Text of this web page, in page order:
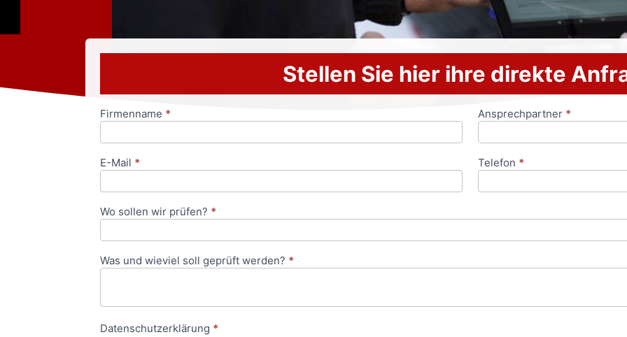
Stellen Sie hier ihre direkte
Anfrageformular
Firmenname * Ansprechpartner *
E-Mail * Telefon *
Wo sollen wir prüfen? *
Was und wieviel soll geprüft werden? *
Datenschutzerklärung *